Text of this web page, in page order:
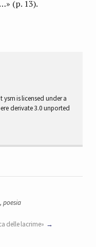
(p. 13).
ysm is licensed under a
derivate 3.0 unported
, poesia
delle lacrime»